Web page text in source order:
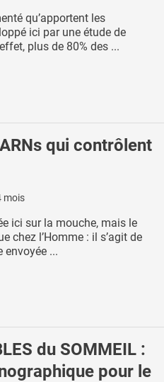
qu’apportent les
ici par une étude de
plus de 80% des ...
qui contrôlent
mois
ici sur la mouche, mais le
chez l’Homme : il s’agit de
envoyée ...
du SOMMEIL :
pour le